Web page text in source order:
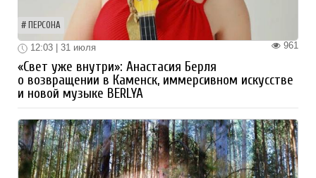
ПЕРСОНА
961
12:03 | 31 июля
«Свет уже внутри»: Анастасия Берля
о возвращении в Каменск, иммерсивном искусстве
и новой музыке BERLYA